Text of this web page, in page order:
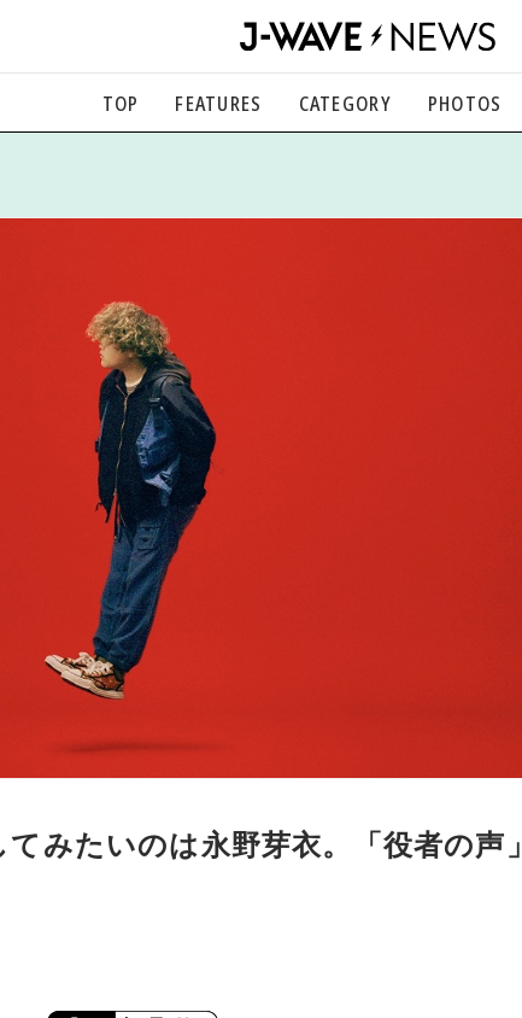
TOP FEATURES CATEGORY
映画、芸能、舞台、スポーツなど
PHOTOS
みたいのは永野芽衣。「役者の声」